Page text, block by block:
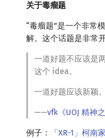
关于毒瘤题
“毒瘤题”是一个非常
解。这个话题是非常
一道好题不应该是
这个 idea。
一道好题应该新颖
——vfk《UOJ 精神之
例子： 「XR-1」柯南